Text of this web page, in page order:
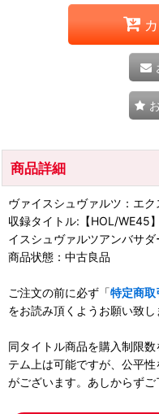
商品詳細
ヴァイスシュヴァルツ：エク
収録タイトル:【HOL/WE45
イスシュヴァルツアンバサダ
商品状態：中古良品
ご注文の前に必ず「特定商取
をお読み頂くようお願い致し
同タイトル商品を購入制限
テム上は可能ですが、公平
がございます。あしからずご